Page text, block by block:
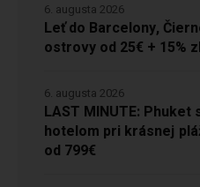
Leť do Barcelony,
ostrovy od 25€ + 15%
6. augusta 2026
LAST MINUTE: Phuket
hotelom pri krásnej
od 799€
6. augusta 2026